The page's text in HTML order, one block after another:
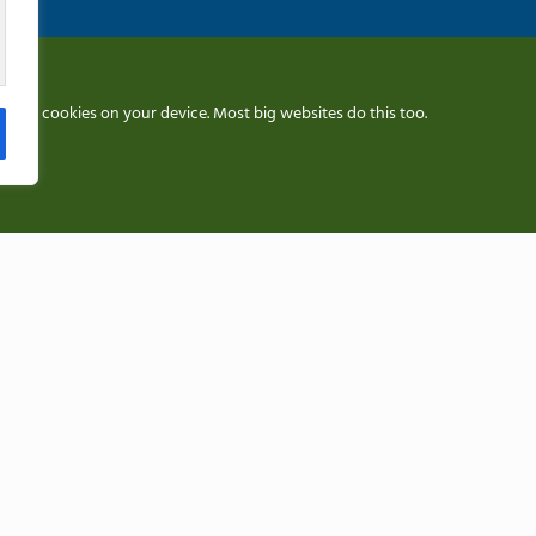
περιήγησής σας, να προβάλλουμε
cookies on your device. Most big websites do this too.